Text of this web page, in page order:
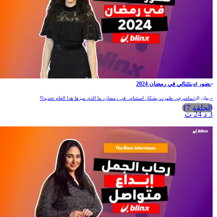
الحلقة 17
حضور استثنائي في رمضان 2024
جيهان الشماشرجي ظهرت بشكل استثنائي في رمضان، ما الذي ميزها هذا العام تحديدا؟